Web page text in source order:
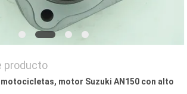
producto
motor Suzuki AN150 con alto